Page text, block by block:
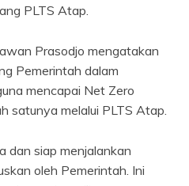
PLTS Atap.
Prasodjo mengatakan
Pemerintah dalam
mencapai Net Zero
satunya melalui PLTS Atap.
dan siap menjalankan
oleh Pemerintah. Ini